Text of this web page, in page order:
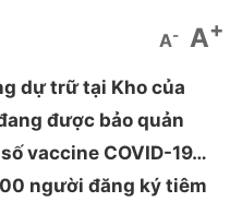
A- A+
dự trữ tại Kho của
được bảo quản
vaccine COVID-19…
người đăng ký tiêm